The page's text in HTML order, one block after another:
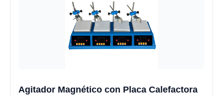
Agitador Magnético con Placa Calefactora